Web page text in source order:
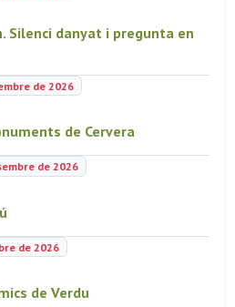
Silenci danyat i pregunta en
de 2026
de Cervera
de 2026
de 2026
de Verdu